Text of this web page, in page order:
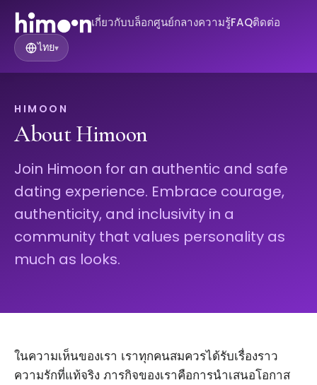
เกี่ยวกับบล็อกศูนย์กลางความรู้FAQติดต่อ
ไทย▾
HIMOON
About Himoon
Join Himoon for an authentic and safe
dating experience. Embrace courage,
authenticity, and inclusivity in a
community that values personality as
much as looks.
ในความเห็นของเรา เราทุกคนสมควรได้รับเรื่องราว
ความรักที่แท้จริง ภารกิจของเราคือการนำเสนอโอกาส